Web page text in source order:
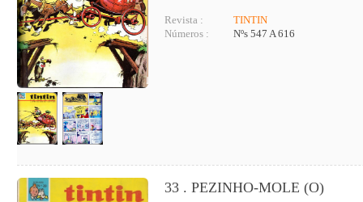
Revista :
TINTIN
Números :
Nºs 547 A 616
33 . PEZINHO-MOLE (O)